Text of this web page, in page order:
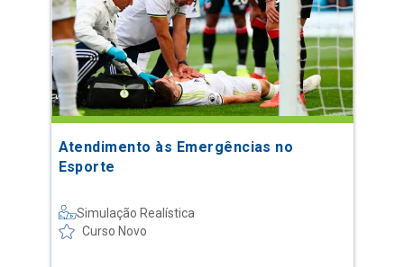
Atendimento às Emergências no
Esporte
Simulação Realística
Curso Novo